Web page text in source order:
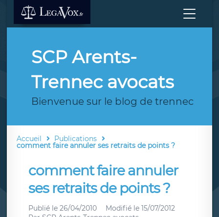
SCP Arents-
Trennec avocats
Bienvenue sur le blog de trennec
Accueil Publications
comment faire annuler ses retraits de points ?
comment faire annuler
ses retraits de points ?
Publié le 26/04/2010 Modifié le 15/07/2012